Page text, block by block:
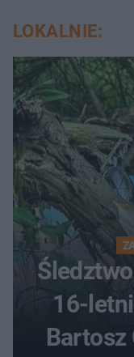
LOKALNIE:
16-
Bartosz